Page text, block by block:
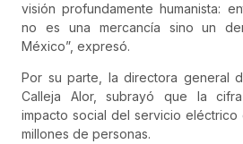
visión profundamente humanista:
no es una mercancía sino un
México”, expresó.
Por su parte, la directora general
Calleja Alor, subrayó que la
impacto social del servicio
millones de personas.